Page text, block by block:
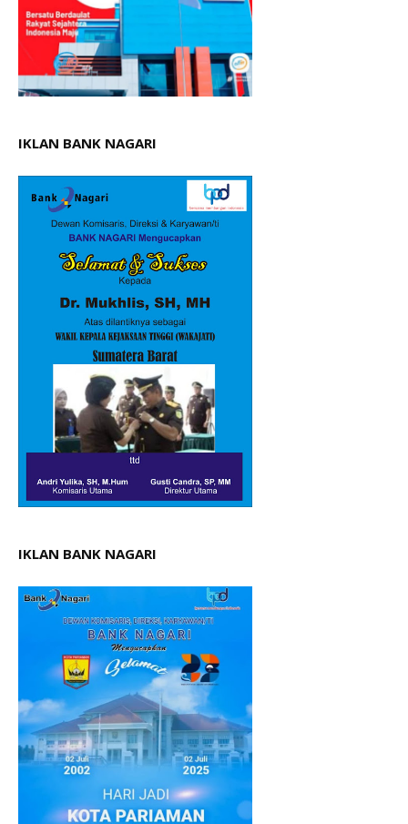
IKLAN BANK NAGARI
IKLAN BANK NAGARI